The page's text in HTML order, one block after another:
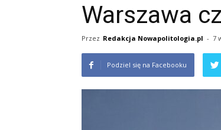
Warszawa
Przez Redakcja Nowapolitologia.pl - 7
Podziel się na Facebooku